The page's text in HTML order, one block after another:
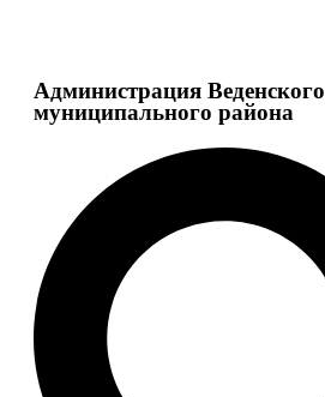
Администрация Веденского
муниципального района